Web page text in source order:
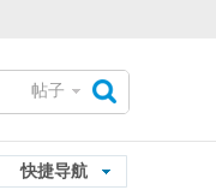
帖子
快捷导航